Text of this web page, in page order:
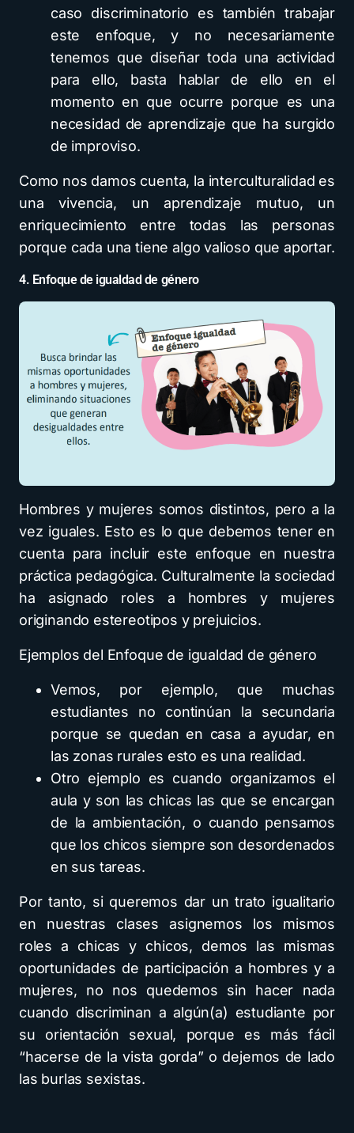
caso discriminatorio es también trabajar
este enfoque, y no necesariamente
tenemos que diseñar toda una actividad
para ello, basta hablar de ello en el
momento en que ocurre porque es una
necesidad de aprendizaje que ha surgido
de improviso.
Como nos damos cuenta, la interculturalidad es
una vivencia, un aprendizaje mutuo, un
enriquecimiento entre todas las personas
porque cada una tiene algo valioso que aportar.
4. Enfoque de igualdad de género
Hombres y mujeres somos distintos, pero a la
vez iguales. Esto es lo que debemos tener en
cuenta para incluir este enfoque en nuestra
práctica pedagógica. Culturalmente la sociedad
ha asignado roles a hombres y mujeres
originando estereotipos y prejuicios.
Ejemplos del Enfoque de igualdad de género
Vemos, por ejemplo, que muchas
estudiantes no continúan la secundaria
porque se quedan en casa a ayudar, en
las zonas rurales esto es una realidad.
Otro ejemplo es cuando organizamos el
aula y son las chicas las que se encargan
de la ambientación, o cuando pensamos
que los chicos siempre son desordenados
en sus tareas.
Por tanto, si queremos dar un trato igualitario
en nuestras clases asignemos los mismos
roles a chicas y chicos, demos las mismas
oportunidades de participación a hombres y a
mujeres, no nos quedemos sin hacer nada
cuando discriminan a algún(a) estudiante por
su orientación sexual, porque es más fácil
“hacerse de la vista gorda” o dejemos de lado
las burlas sexistas.